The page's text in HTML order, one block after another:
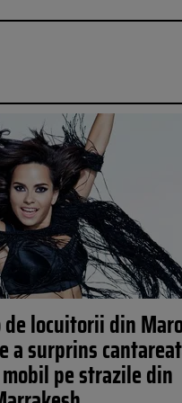
locuitorii din
a surprins
pe strazile din